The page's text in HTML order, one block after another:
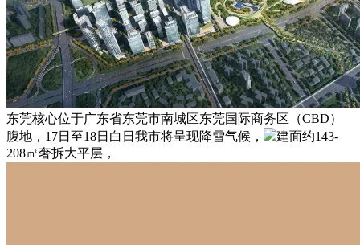
东莞核心位于广东省东莞市南城区东莞国际商务区（CBD）
腹地，17日至18日白日我市将呈现降雪气候，
建面约143-
208㎡奢拆大平层，